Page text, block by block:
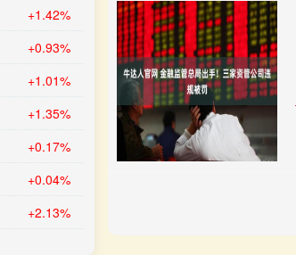
+1.42%
+0.93%
+1.01%
+1.35%
+0.17%
+0.04%
+2.13%